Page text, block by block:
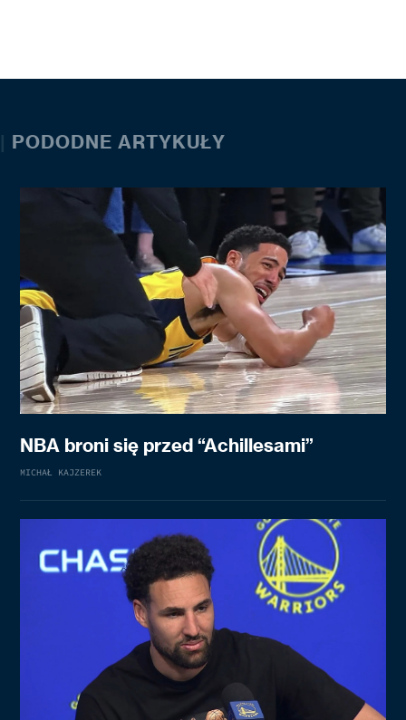
| PODODNE ARTYKUŁY
NBA broni się przed “Achillesami”
MICHAŁ KAJZEREK